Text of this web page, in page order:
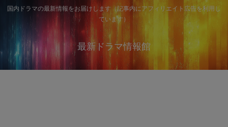
国内ドラマの最新情報をお届けします（記事内にアフィリエイト広告を利用し
ています）
最新ドラマ情報館